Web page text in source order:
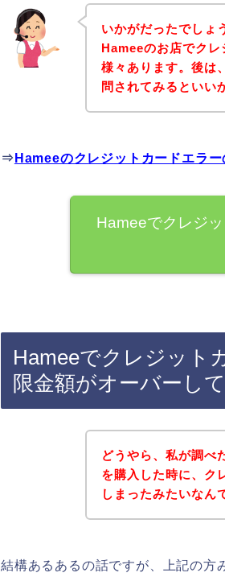
いかがだったでしょ
Hameeのお店でク
様々あります。後は
問されてみるといい
⇒ Hameeのクレジットカードエラ
Hameeでクレジ
Hameeでクレジット
限金額がオーバーし
どうやら、私が調べ
を購入した時に、ク
しまったみたいなん
結構あるあるの話ですが、上記の方